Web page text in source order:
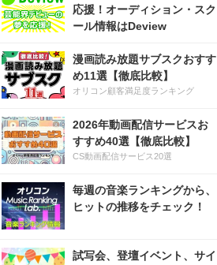
応援！オーディション・スク
ール情報はDeview
漫画読み放題サブスクおすす
め11選【徹底比較】
オリコン顧客満足度ランキング
2026年動画配信サービスお
すすめ40選【徹底比較】
CS動画配信サービス20選
毎週の音楽ランキングから、
ヒットの推移をチェック！
試写会、登壇イベント、サイ